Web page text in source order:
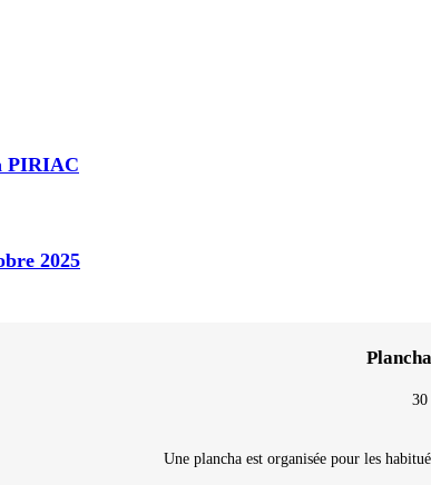
PIRIAC
2025
30
Une plancha est organisée pour les